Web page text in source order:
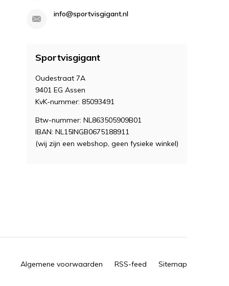
info@sportvisgigant.nl
Sportvisgigant
Oudestraat 7A
9401 EG Assen
KvK-nummer: 85093491
Btw-nummer: NL863505909B01
IBAN: NL15INGB0675188911
(wij zijn een webshop, geen fysieke winkel)
Algemene voorwaarden RSS-feed Sitemap